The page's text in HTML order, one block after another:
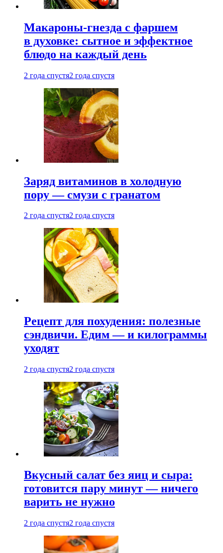
Макароны-гнезда с фаршем
в духовке: сытное и эффектное
блюдо на каждый день
2 года спустя2 года спустя
Заряд витаминов в холодную
пору — смузи с гранатом
2 года спустя2 года спустя
Рецепт для похудения: полезные
сэндвичи. Едим — и килограммы
уходят
2 года спустя2 года спустя
Вкусный салат без яиц и сыра:
готовится пару минут — ничего
варить не нужно
2 года спустя2 года спустя